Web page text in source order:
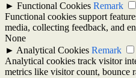
► Functional Cookies Remark
Functional cookies support
media, collecting feedback, and
None
► Analytical Cookies Remark
Analytical cookies track visitor
metrics like visitor count, bounce